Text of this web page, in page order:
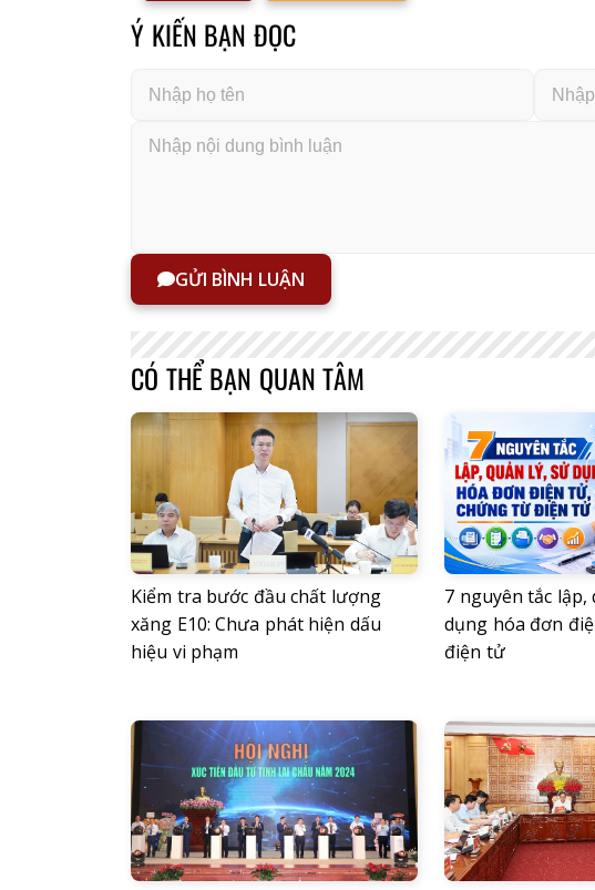
Ý KIẾN BẠN ĐỌC
GỬI BÌNH LUẬN
CÓ THỂ BẠN QUAN TÂM
Kiểm tra bước đầu chất lượng
xăng E10: Chưa phát hiện dấu
hiệu vi phạm
7 nguyên tắc lập,
dụng hóa đơn
điện tử